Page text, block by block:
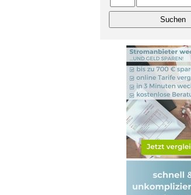
Krems Stadt
Mistelbach
Mödling
Neunkirchen
Scheibbs
St. Pölten Land
St. Pölten Stadt
Tulln
Waidhofen an der
Waidhofen an der
Wiener Neustadt
Wiener Neustadt
Zwettl